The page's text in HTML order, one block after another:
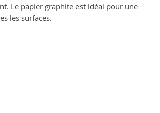
Le papier graphite est idéal pour une
les surfaces.